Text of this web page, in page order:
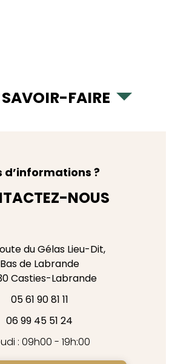
FAIRE
d’informations ?
NOUS
du Gélas Lieu-Dit,
Bas de Labrande
Casties-Labrande
05 61 90 81 11
06 99 45 51 24
: 09h00 - 19h:00